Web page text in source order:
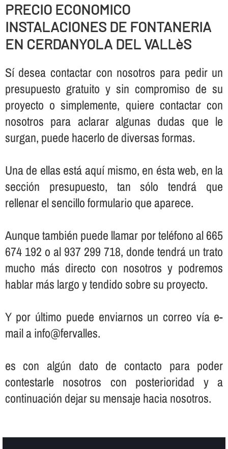
PRECIO ECONOMICO
INSTALACIONES DE FONTANERIA
EN CERDANYOLA DEL VALLèS
Sí­ desea contactar con nosotros para pedir un
presupuesto gratuito y sin compromiso de su
proyecto o simplemente, quiere contactar con
nosotros para aclarar algunas dudas que le
surgan, puede hacerlo de diversas formas.
Una de ellas está aquí­ mismo, en ésta web, en la
sección presupuesto, tan sólo tendrá que
rellenar el sencillo formulario que aparece.
Aunque también puede llamar por teléfono al 665
674 192 o al 937 299 718, donde tendrá un trato
mucho más directo con nosotros y podremos
hablar más largo y tendido sobre su proyecto.
Y por último puede enviarnos un correo ví­a e-
mail a info@fervalles.
es con algún dato de contacto para poder
contestarle nosotros con posterioridad y a
continuación dejar su mensaje hacia nosotros.